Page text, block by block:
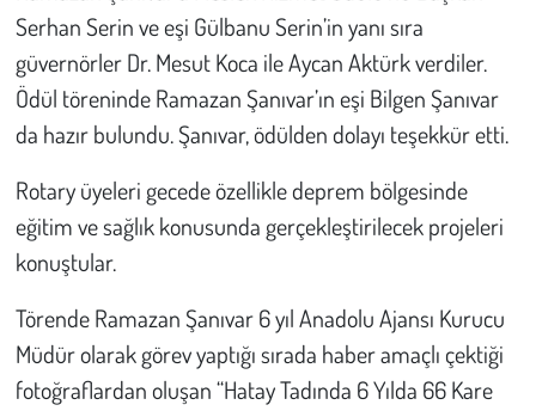
Serhan Serin ve eşi Gülbanu Serin’in yanı sıra
güvernörler Dr. Mesut Koca ile Aycan Aktürk verdiler.
Ödül töreninde Ramazan Şanıvar’ın eşi Bilgen Şanıvar
da hazır bulundu. Şanıvar, ödülden dolayı teşekkür etti.
Rotary üyeleri gecede özellikle deprem bölgesinde
eğitim ve sağlık konusunda gerçekleştirilecek projeleri
konuştular.
Törende Ramazan Şanıvar 6 yıl Anadolu Ajansı Kurucu
Müdür olarak görev yaptığı sırada haber amaçlı çektiği
fotoğraflardan oluşan “Hatay Tadında 6 Yılda 66 Kare